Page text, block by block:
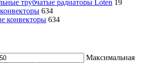
трубчатые радиаторы Loten 19
634
конвекторы 634
Максимальная